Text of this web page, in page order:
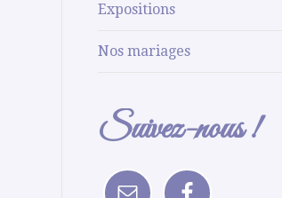
Expositions
Nos mariages
Suivez-nous !